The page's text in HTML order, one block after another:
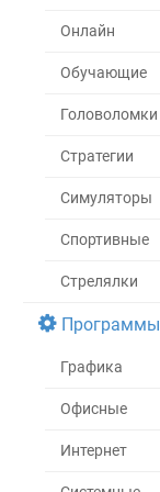
Онлайн
Обучающие
Головоломки
Стратегии
Симуляторы
Спортивные
Стрелялки
Программы
Графика
Офисные
Интернет